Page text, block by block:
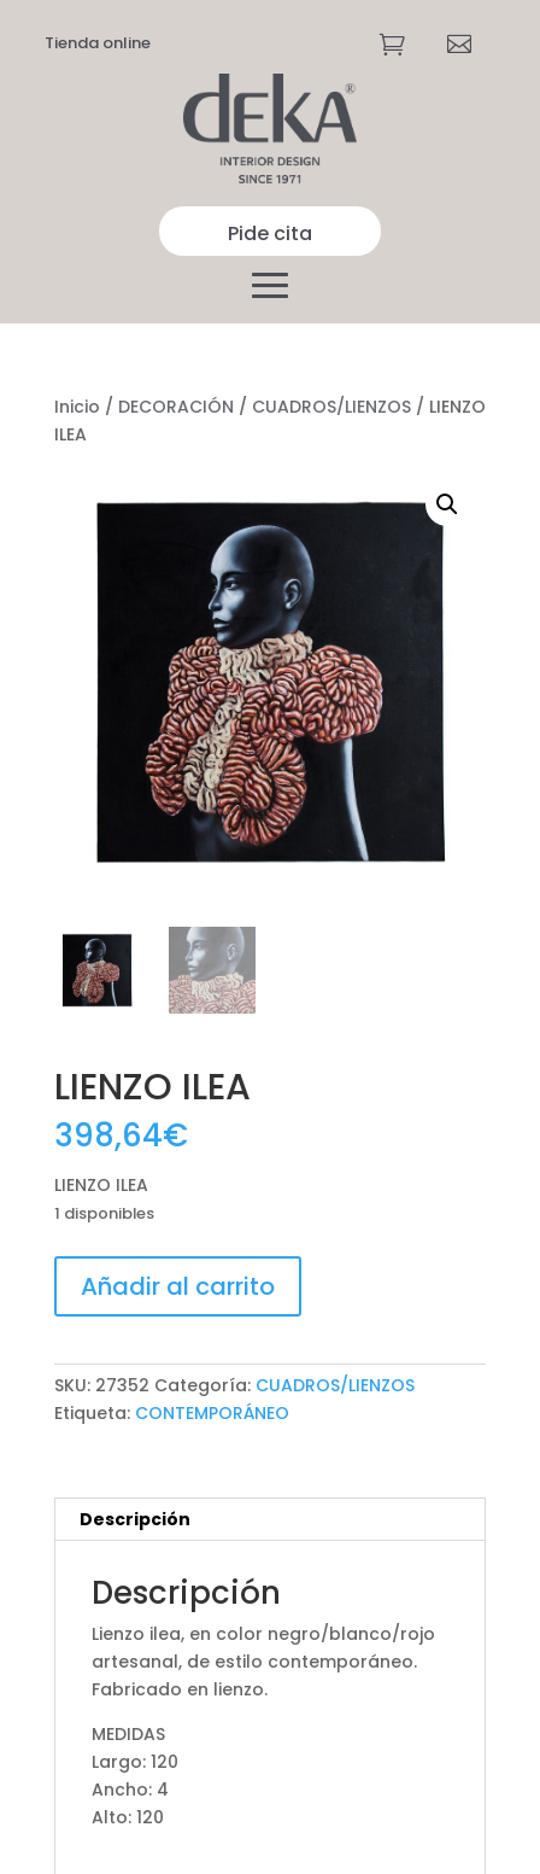
Tienda online  
Pide cita
Inicio / DECORACIÓN / CUADROS/LIENZOS/ LIENZO
ILEA
LIENZO ILEA
398,64€
LIENZO ILEA
1 disponibles
ILEA
cantidad
Añadir al carrito
SKU: 27352 Categoría: CUADROS/LIENZOS
Etiqueta: CONTEMPORÁNEO
Descripción
Descripción
Lienzo ilea, en color negro/blanco/rojo
artesanal, de estilo contemporáneo.
Fabricado en lienzo.
MEDIDAS
Largo: 120
Ancho: 4
Alto: 120